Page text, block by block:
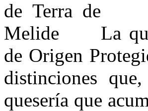
La
de Origen
distinciones
quesería que